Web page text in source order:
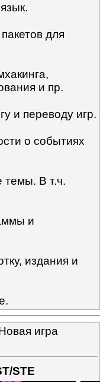
для
и пр.
и переводу игр.
о событиях
темы. В т.ч.
и
издания и
игра
STE